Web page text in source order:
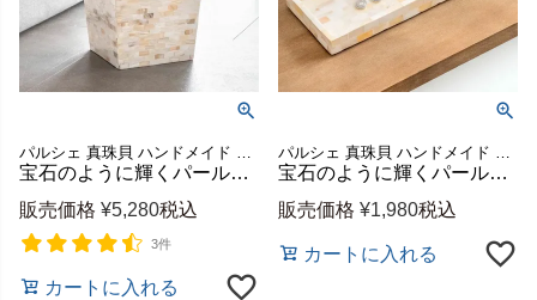
宝石のように輝くパールシェルのごみ箱 台形 容量約6L ベトナム製 [vn51141]
販売価格 ¥5,280税込
3件
カートに入れる
宝石のように輝くパールシェルのアクセサリートレイ 長方形 約W10×D25×H2.5cm [vn51138]
販売価格 ¥1,980税込
カートに入れる